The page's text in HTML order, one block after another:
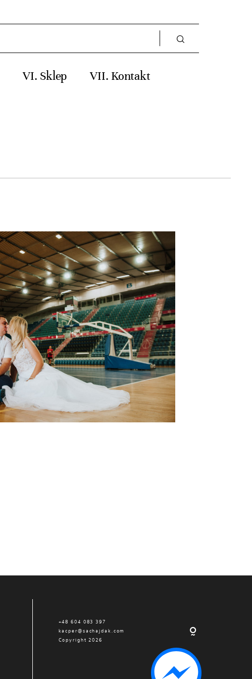
Sklep Kontakt
+48 604 083 397
kacper@sachajdak.com
Copyright 2026